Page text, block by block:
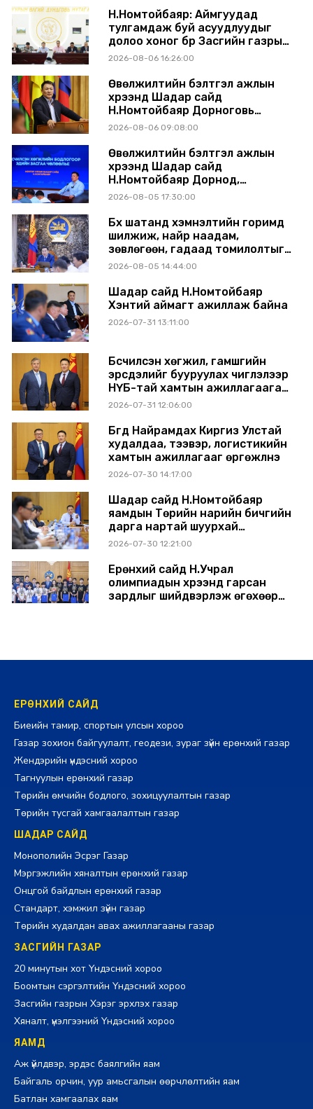
Н.Номтойбаяр: Аймгуудад
тулгамдаж буй асуудлуудыг
долоо хоног бүр Засгийн газрын
хуралдаанд танилцуулж,
2026-08-06 16:26:00
Өвөлжилтийн бэлтгэл ажлын
хүрээнд Шадар сайд
Н.Номтойбаяр Дорноговь
аймагт ажиллав
2026-08-06 09:08:00
Өвөлжилтийн бэлтгэл ажлын
хүрээнд Шадар сайд
Н.Номтойбаяр Дорнод,
Сүхбаатар аймагт ажиллав
2026-08-05 17:30:00
Бүх шатанд хэмнэлтийн горимд
шилжиж, найр наадам,
зөвлөгөөн, гадаад томилолтыг
хориглолоо
2026-08-05 14:44:00
Шадар сайд Н.Номтойбаяр
Хэнтий аймагт ажиллаж байна
2026-07-31 13:11:00
Бүсчилсэн хөгжил, гамшгийн
эрсдэлийг бууруулах чиглэлээр
НҮБ-тай хамтын ажиллагаагаа
өргөжүүлэхээр санал солилцлоо
2026-07-31 12:06:00
Бүгд Найрамдах Киргиз Улстай
худалдаа, тээвэр, логистикийн
хамтын ажиллагааг өргөжүүлнэ
2026-07-30 14:17:00
Шадар сайд Н.Номтойбаяр
яамдын Төрийн нарийн бичгийн
дарга нартай шуурхай
хуралдлаа
2026-07-30 12:21:00
Ерөнхий сайд Н.Учрал
олимпиадын хүрээнд гарсан
зардлыг шийдвэрлэж өгөхөөр
ЕРӨНХИЙ САЙД
Биеийн тамир, спортын улсын хороо
Газар зохион байгуулалт, геодези, зураг зүйн ерөнхий газар
Жендэрийн үндэсний хороо
Тагнуулын ерөнхий газар
Төрийн өмчийн бодлого, зохицуулалтын газар
Төрийн тусгай хамгаалалтын газар
ШАДАР САЙД
Монополийн Эсрэг Газар
Мэргэжлийн хяналтын ерөнхий газар
Онцгой байдлын ерөнхий газар
Стандарт, хэмжил зүйн газар
Төрийн худалдан авах ажиллагааны газар
ЗАСГИЙН ГАЗАР
20 минутын хот Үндэсний хороо
Боомтын сэргэлтийн Үндэсний хороо
Засгийн газрын Хэрэг эрхлэх газар
Хяналт, үнэлгээний Үндэсний хороо
ЯАМД
Аж үйлдвэр, эрдэс баялгийн яам
Байгаль орчин, уур амьсгалын өөрчлөлтийн яам
Батлан хамгаалах яам